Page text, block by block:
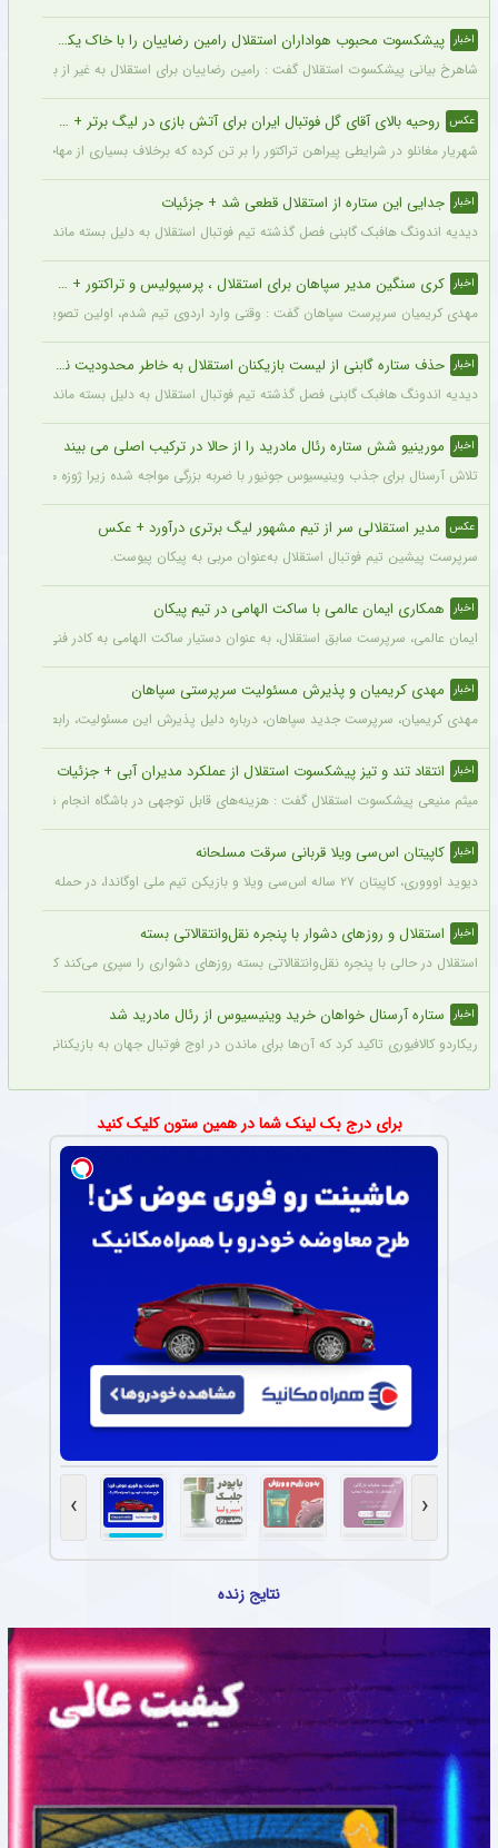
اخبار پیشکسوت محبوب هواداران استقلال رامین رضاییان را با خاک یکسان کرد + جزئیات
شاهرخ بیانی پیشکسوت استقلال گفت : رامین رضاییان برای استقلال به غیر از بازار
عکس روحیه بالای آقای گل فوتبال ایران برای آتش بازی در لیگ برتر + عکس
شهریار مغانلو در شرایطی پیراهن تراکتور را بر تن کرده که برخلاف بسیاری از مهاجمان
اخبار جدایی این ستاره از استقلال قطعی شد + جزئیات
دیدیه اندونگ هافبک گابنی فصل گذشته تیم فوتبال استقلال به دلیل بسته ماندن پنجره
اخبار کری سنگین مدیر سپاهان برای استقلال ، پرسپولیس و تراکتور + جزئیات
مهدی کریمیان سرپرست سپاهان گفت : وقتی وارد اردوی تیم شدم، اولین تصویری که در
اخبار حذف ستاره گابنی از لیست بازیکنان استقلال به خاطر محدودیت نقل‌وانتقالاتی
دیدیه اندونگ هافبک گابنی فصل گذشته تیم فوتبال استقلال به دلیل بسته ماندن پنجره
اخبار مورینیو شش ستاره رئال مادرید را از حالا در ترکیب اصلی می بیند
تلاش آرسنال برای جذب وینیسیوس جونیور با ضربه بزرگی مواجه شده زیرا ژوزه مورینیو او را یک
عکس مدیر استقلالی سر از تیم مشهور لیگ برتری درآورد + عکس
سرپرست پیشین تیم فوتبال استقلال به‌عنوان مربی به پیکان پیوست.
اخبار همکاری ایمان عالمی با ساکت الهامی در تیم پیکان
ایمان عالمی، سرپرست سابق استقلال، به عنوان دستیار ساکت الهامی به کادر فنی پیکان
اخبار مهدی کریمیان و پذیرش مسئولیت سرپرستی سپاهان
مهدی کریمیان، سرپرست جدید سپاهان، درباره دلیل پذیرش این مسئولیت، رابطه
اخبار انتقاد تند و تیز پیشکسوت استقلال از عملکرد مدیران آبی + جزئیات
میثم منیعی پیشکسوت استقلال گفت : هزینه‌های قابل توجهی در باشگاه انجام شده، اما
اخبار کاپیتان اس‌سی ویلا قربانی سرقت مسلحانه
دیوید اوووری، کاپیتان ۲۷ ساله اس‌سی ویلا و بازیکن تیم ملی اوگاندا، در حمله سارقان در نزدیکی خانه‌اش در کامپالا جان خود را از دست داد.
اخبار استقلال و روزهای دشوار با پنجره نقل‌وانتقالاتی بسته
استقلال در حالی با پنجره نقل‌وانتقالاتی بسته روزهای دشواری را سپری می‌کند که در
اخبار ستاره آرسنال خواهان خرید وینیسیوس از رئال مادرید شد
ریکاردو کالافیوری تاکید کرد که آن‌ها برای ماندن در اوج فوتبال جهان به بازیکنانی در
برای درج بک لینک شما در همین ستون کلیک کنید
‹
›
نتایج زنده